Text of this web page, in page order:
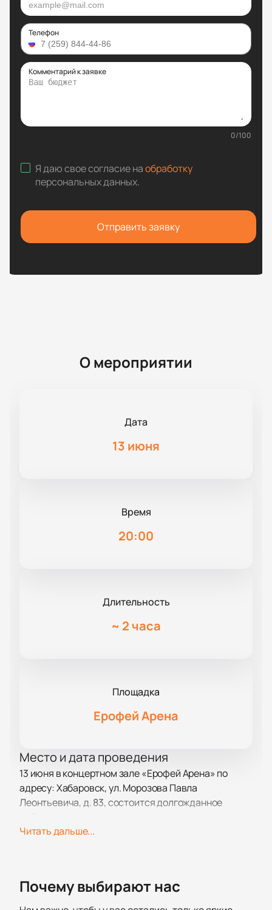
Телефон
Комментарий к заявке
0/100
Я даю свое согласие наобработку
персональных данных.
Отправить заявку
О мероприятии
Дата
13 июня
Время
20:00
Длительность
~ 2 часа
Площадка
Ерофей Арена
Место и дата проведения
13 июня в концертном зале «Ерофей Арена» по
адресу: Хабаровск, ул. Морозова Павла
Леонтьевича, д. 83, состоится долгожданное
«Ленинград».
«Ленинград» возвращается на сцену с альбомом
«Синяя богиня», который стал настоящим
сюрпризом для слушателей. Сергей Шнуров
Читать дальше...
Почему выбирают нас